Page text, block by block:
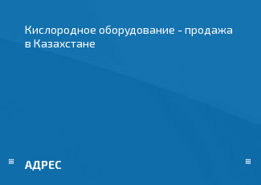
Кислородное оборудование - продажа
в Казахстане